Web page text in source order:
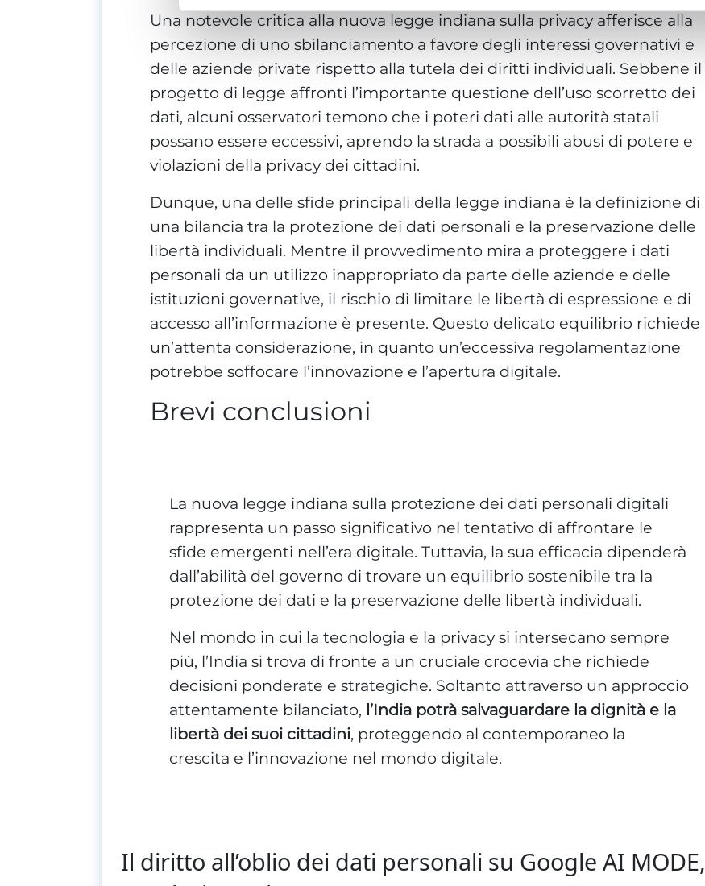
Una notevole critica alla nuova legge indiana sulla privacy afferisce alla
percezione di uno sbilanciamento a favore degli interessi governativi e
delle aziende private rispetto alla tutela dei diritti individuali. Sebbene il
progetto di legge affronti l’importante questione dell’uso scorretto dei
dati, alcuni osservatori temono che i poteri dati alle autorità statali
possano essere eccessivi, aprendo la strada a possibili abusi di potere e
violazioni della privacy dei cittadini.
Dunque, una delle sfide principali della legge indiana è la definizione di
una bilancia tra la protezione dei dati personali e la preservazione delle
libertà individuali. Mentre il provvedimento mira a proteggere i dati
personali da un utilizzo inappropriato da parte delle aziende e delle
istituzioni governative, il rischio di limitare le libertà di espressione e di
accesso all’informazione è presente. Questo delicato equilibrio richiede
un’attenta considerazione, in quanto un’eccessiva regolamentazione
potrebbe soffocare l’innovazione e l’apertura digitale.
Brevi conclusioni
La nuova legge indiana sulla protezione dei dati personali digitali
rappresenta un passo significativo nel tentativo di affrontare le
sfide emergenti nell’era digitale. Tuttavia, la sua efficacia dipenderà
dall’abilità del governo di trovare un equilibrio sostenibile tra la
protezione dei dati e la preservazione delle libertà individuali.
Nel mondo in cui la tecnologia e la privacy si intersecano sempre
più, l’India si trova di fronte a un cruciale crocevia che richiede
decisioni ponderate e strategiche. Soltanto attraverso un approccio
attentamente bilanciato, l’India potrà salvaguardare la dignità e la
libertà dei suoi cittadini, proteggendo al contemporaneo la
crescita e l’innovazione nel mondo digitale.
Il diritto all’oblio dei dati personali su Google AI MODE,